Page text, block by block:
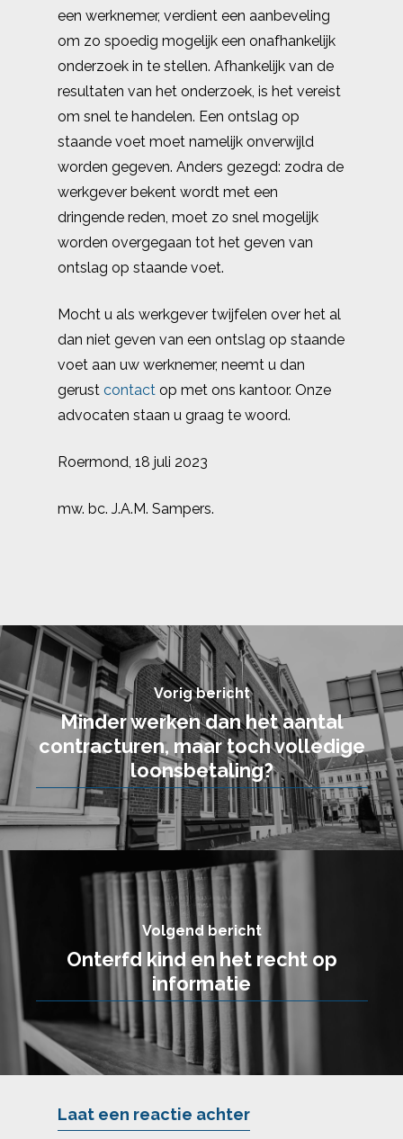
een werknemer, verdient een aanbeveling
om zo spoedig mogelijk een onafhankelijk
onderzoek in te stellen. Afhankelijk van de
resultaten van het onderzoek, is het vereist
om snel te handelen. Een ontslag op
staande voet moet namelijk onverwijld
worden gegeven. Anders gezegd: zodra de
werkgever bekent wordt met een
dringende reden, moet zo snel mogelijk
worden overgegaan tot het geven van
ontslag op staande voet.
Mocht u als werkgever twijfelen over het al
dan niet geven van een ontslag op staande
voet aan uw werknemer, neemt u dan
gerust contact op met ons kantoor. Onze
advocaten staan u graag te woord.
Roermond, 18 juli 2023
mw. bc. J.A.M. Sampers.
Vorig bericht
Minder werken dan het aantal
contracturen, maar toch volledige
loonsbetaling?
Volgend bericht
Onterfd kind en het recht op
informatie
Laat een reactie achter